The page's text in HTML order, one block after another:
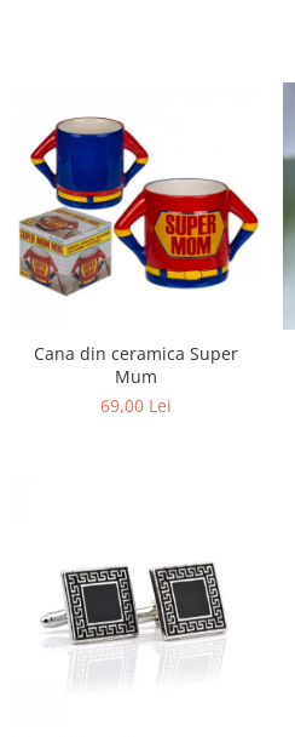
Cana din ceramica Super
Mum
69,00 Lei